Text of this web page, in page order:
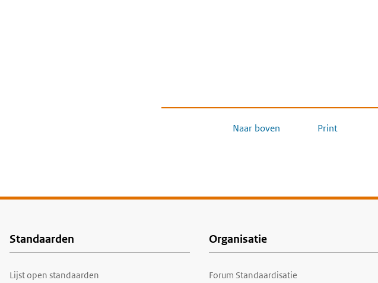
Naar boven Print
Voet
Standaarden
Lijst open standaarden
Organisatie
Forum Standaardisatie